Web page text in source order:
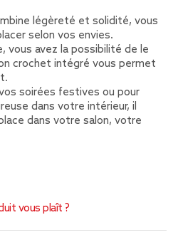
légèreté et solidité, vous
selon vos envies.
vous avez la possibilité de le
crochet intégré vous permet
soirées festives ou pour
dans votre intérieur, il
dans votre salon, votre
vous plaît ?